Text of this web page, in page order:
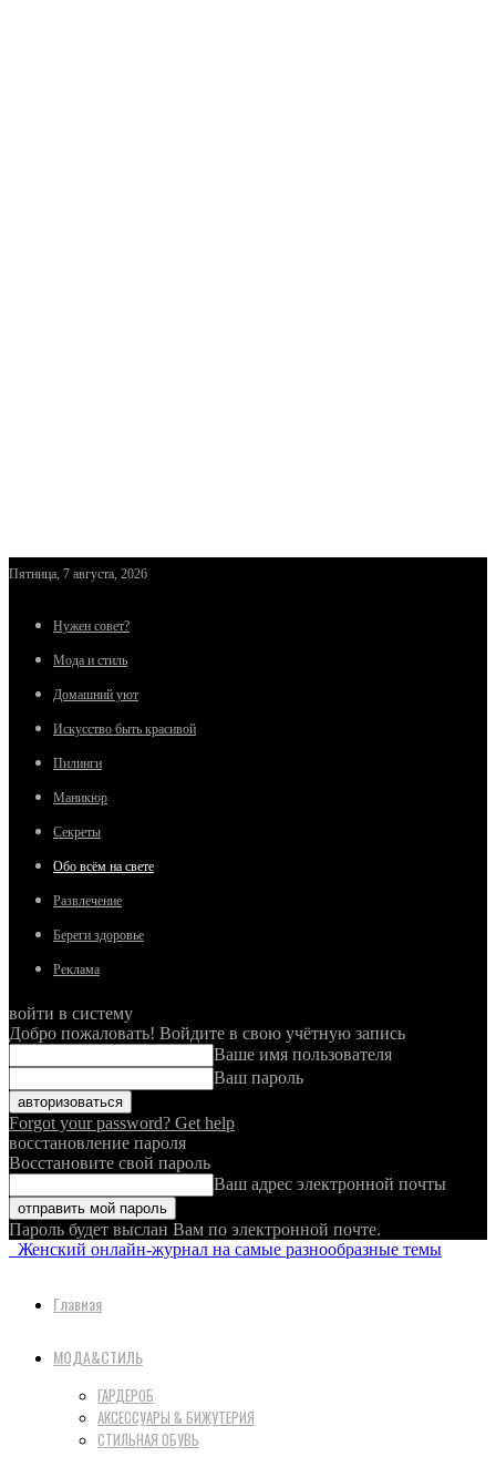
Пятница, 7 августа, 2026
Нужен совет?
Мода и стиль
Домашний уют
Искусство быть красивой
Пилинги
Маникюр
Секреты
Обо всём на свете
Развлечение
Береги здоровье
Реклама
войти в систему
Добро пожаловать! Войдите в свою учётную запись
Ваше имя пользователя
Ваш пароль
Forgot your password? Get help
восстановление пароля
Восстановите свой пароль
Ваш адрес электронной почты
Пароль будет выслан Вам по электронной почте.
Женский онлайн-журнал на самые разнообразные темы
Главная
МОДА&СТИЛЬ
ГАРДЕРОБ
АКСЕССУАРЫ & БИЖУТЕРИЯ
СТИЛЬНАЯ ОБУВЬ